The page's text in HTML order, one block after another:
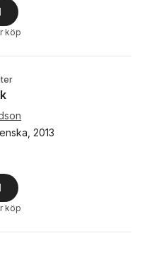
köp
2013
Totalt antal röster:
köp